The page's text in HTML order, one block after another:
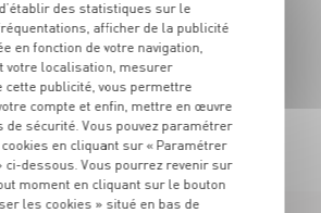
NOS PROMOTIONS
des statistiques sur le
afficher de la publicité
en fonction de votre navigation,
votre localisation, mesurer
cette publicité, vous permettre
compte et enfin, mettre en œuvre
de sécurité. Vous pouvez paramétrer
en cliquant sur « Paramétrer
ci-dessous. Vous pourrez revenir sur
moment en cliquant sur le bouton
les cookies » situé en bas de